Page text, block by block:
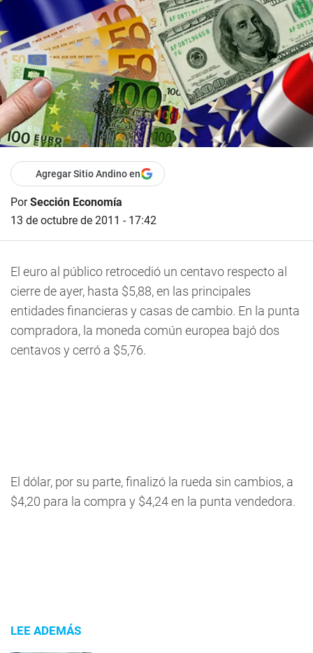
Agregar Sitio Andino en
PorSección Economía
13 de octubre de 2011 - 17:42
El euro al público retrocedió un centavo respecto al
cierre de ayer, hasta $5,88, en las principales
entidades financieras y casas de cambio. En la punta
compradora, la moneda común europea bajó dos
centavos y cerró a $5,76.
El dólar, por su parte, finalizó la rueda sin cambios, a
$4,20 para la compra y $4,24 en la punta vendedora.
LEE ADEMÁS